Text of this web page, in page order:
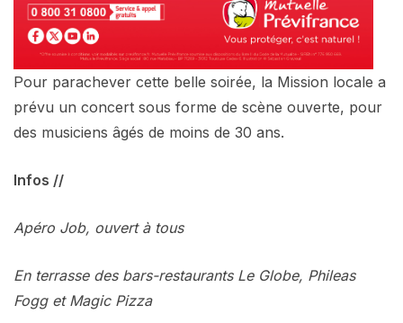
Pour parachever cette belle soirée, la Mission locale a
prévu un concert sous forme de scène ouverte, pour
des musiciens âgés de moins de 30 ans.
Infos //
Apéro Job, ouvert à tous
En terrasse des bars-restaurants Le Globe, Phileas
Fogg et Magic Pizza